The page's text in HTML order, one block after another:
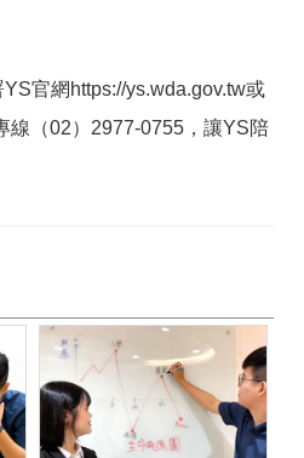
官網https://ys.wda.gov.tw或
線（02）2977-0755，讓YS陪